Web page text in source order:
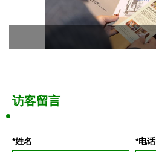
访客留言
*姓名 *电话